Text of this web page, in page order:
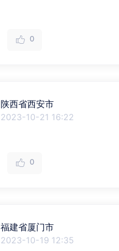
0
陕西省西安市
2023-10-21 16:22
0
福建省厦门市
2023-10-19 12:35